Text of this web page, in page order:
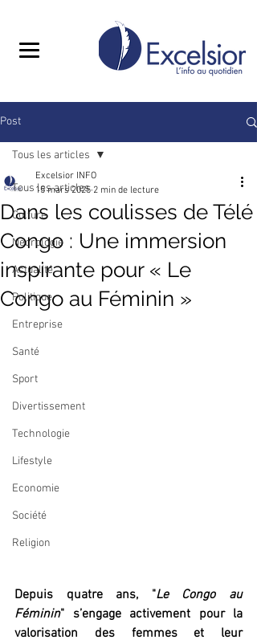
Post
Tous les articles
Culture
Nécrologie
Actualité
Politique
Entreprise
Santé
Sport
Divertissement
Technologie
Lifestyle
Economie
Société
Religion
Tous les articles
Dans les coulisses de Télé
Congo : Une immersion
inspirante pour « Le
Congo au Féminin »
Excelsior INFO
15 mars 2025 2 min de lecture
Depuis quatre ans, "Le Congo au
Féminin" s’engage activement pour la
valorisation des femmes et leur